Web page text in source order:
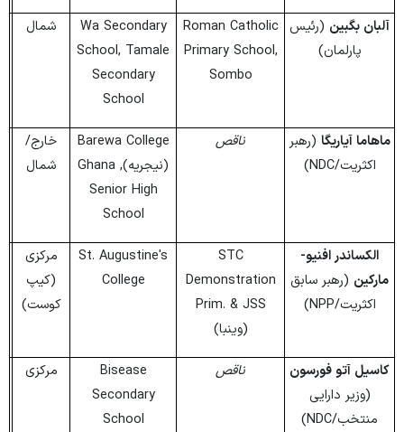
آلبان بگبین (رئیس
پارلمان)
Roman Catholic
Primary School,
Sombo
Wa Secondary
School, Tamale
Secondary
School
شمال
ماهاما آیاریگا (رهبر
اکثریت/NDC)
ناقص
Barewa College
(نیجریه), Ghana
Senior High
School
خارج/
شمال
الکساندر افنیو-
مارکین (رهبر سابق
اکثریت/NPP)
STC
Demonstration
Prim. & JSS
(وینبا)
St. Augustine's
College
مرکزی
(کیپ
کوست)
کاسیل آتو فورسون
(وزیر دارایی
منتخب/NDC)
ناقص
Bisease
Secondary
School
مرکزی